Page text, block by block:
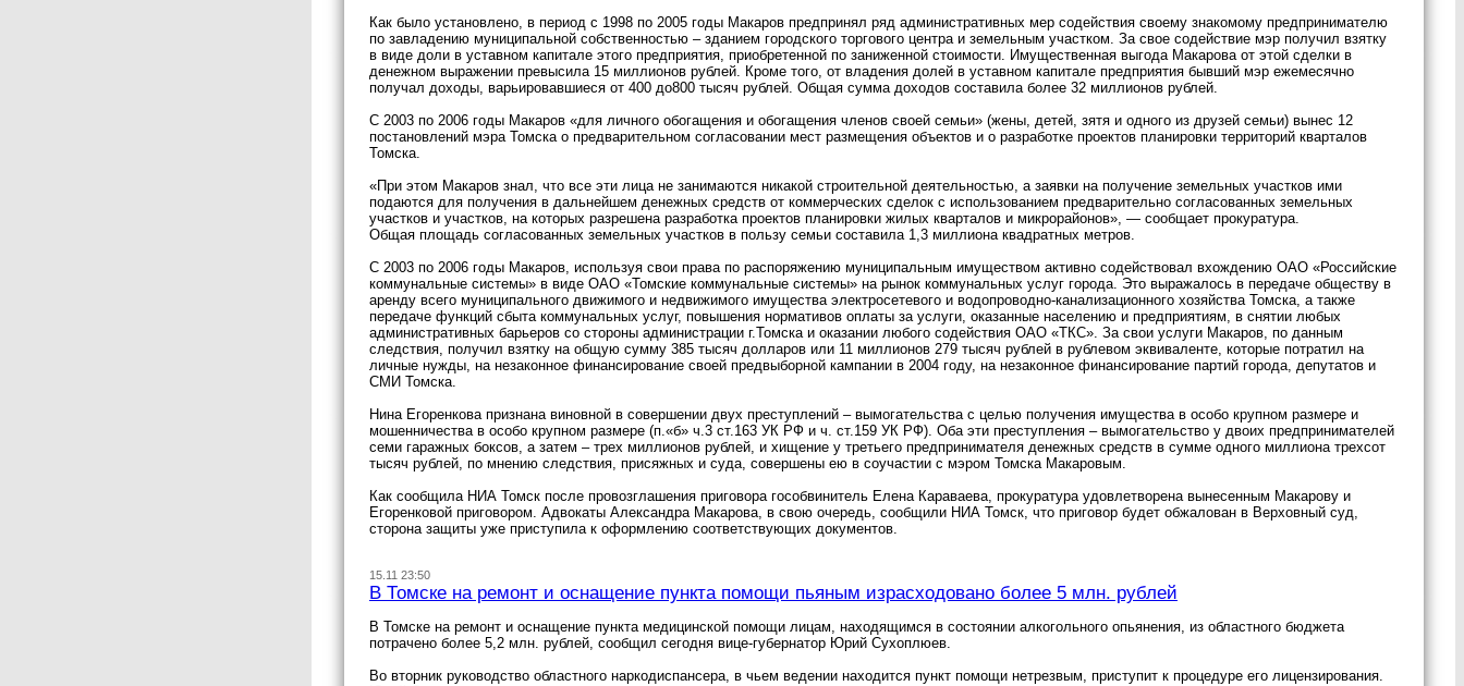
Как было установлено, в период с 1998 по 2005 годы Макаров предпринял ряд административных мер содействия своему знакомому предпринимателю
по завладению муниципальной собственностью – зданием городского торгового центра и земельным участком. За свое содействие мэр получил взятку
в виде доли в уставном капитале этого предприятия, приобретенной по заниженной стоимости. Имущественная выгода Макарова от этой сделки в
денежном выражении превысила 15 миллионов рублей. Кроме того, от владения долей в уставном капитале предприятия бывший мэр ежемесячно
получал доходы, варьировавшиеся от 400 до800 тысяч рублей. Общая сумма доходов составила более 32 миллионов рублей.
С 2003 по 2006 годы Макаров «для личного обогащения и обогащения членов своей семьи» (жены, детей, зятя и одного из друзей семьи) вынес 12
постановлений мэра Томска о предварительном согласовании мест размещения объектов и о разработке проектов планировки территорий кварталов
Томска.
«При этом Макаров знал, что все эти лица не занимаются никакой строительной деятельностью, а заявки на получение земельных участков ими
подаются для получения в дальнейшем денежных средств от коммерческих сделок с использованием предварительно согласованных земельных
участков и участков, на которых разрешена разработка проектов планировки жилых кварталов и микрорайонов», — сообщает прокуратура.
Общая площадь согласованных земельных участков в пользу семьи составила 1,3 миллиона квадратных метров.
С 2003 по 2006 годы Макаров, используя свои права по распоряжению муниципальным имуществом активно содействовал вхождению ОАО «Российские
коммунальные системы» в виде ОАО «Томские коммунальные системы» на рынок коммунальных услуг города. Это выражалось в передаче обществу в
аренду всего муниципального движимого и недвижимого имущества электросетевого и водопроводно-канализационного хозяйства Томска, а также
передаче функций сбыта коммунальных услуг, повышения нормативов оплаты за услуги, оказанные населению и предприятиям, в снятии любых
административных барьеров со стороны администрации г.Томска и оказании любого содействия ОАО «ТКС». За свои услуги Макаров, по данным
следствия, получил взятку на общую сумму 385 тысяч долларов или 11 миллионов 279 тысяч рублей в рублевом эквиваленте, которые потратил на
личные нужды, на незаконное финансирование своей предвыборной кампании в 2004 году, на незаконное финансирование партий города, депутатов и
СМИ Томска.
Нина Егоренкова признана виновной в совершении двух преступлений – вымогательства с целью получения имущества в особо крупном размере и
мошенничества в особо крупном размере (п.«б» ч.3 ст.163 УК РФ и ч. ст.159 УК РФ). Оба эти преступления – вымогательство у двоих предпринимателей
семи гаражных боксов, а затем – трех миллионов рублей, и хищение у третьего предпринимателя денежных средств в сумме одного миллиона трехсот
тысяч рублей, по мнению следствия, присяжных и суда, совершены ею в соучастии с мэром Томска Макаровым.
Как сообщила НИА Томск после провозглашения приговора гособвинитель Елена Караваева, прокуратура удовлетворена вынесенным Макарову и
Егоренковой приговором. Адвокаты Александра Макарова, в свою очередь, сообщили НИА Томск, что приговор будет обжалован в Верховный суд,
сторона защиты уже приступила к оформлению соответствующих документов.
15.11 23:50
В Томске на ремонт и оснащение пункта помощи пьяным израсходовано более 5 млн. рублей
В Томске на ремонт и оснащение пункта медицинской помощи лицам, находящимся в состоянии алкогольного опьянения, из областного бюджета
потрачено более 5,2 млн. рублей, сообщил сегодня вице-губернатор Юрий Сухоплюев.
Во вторник руководство областного наркодиспансера, в чьем ведении находится пункт помощи нетрезвым, приступит к процедуре его лицензирования.